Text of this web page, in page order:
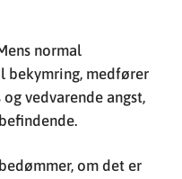
normal
bekymring, medfører
vedvarende angst,
om det er